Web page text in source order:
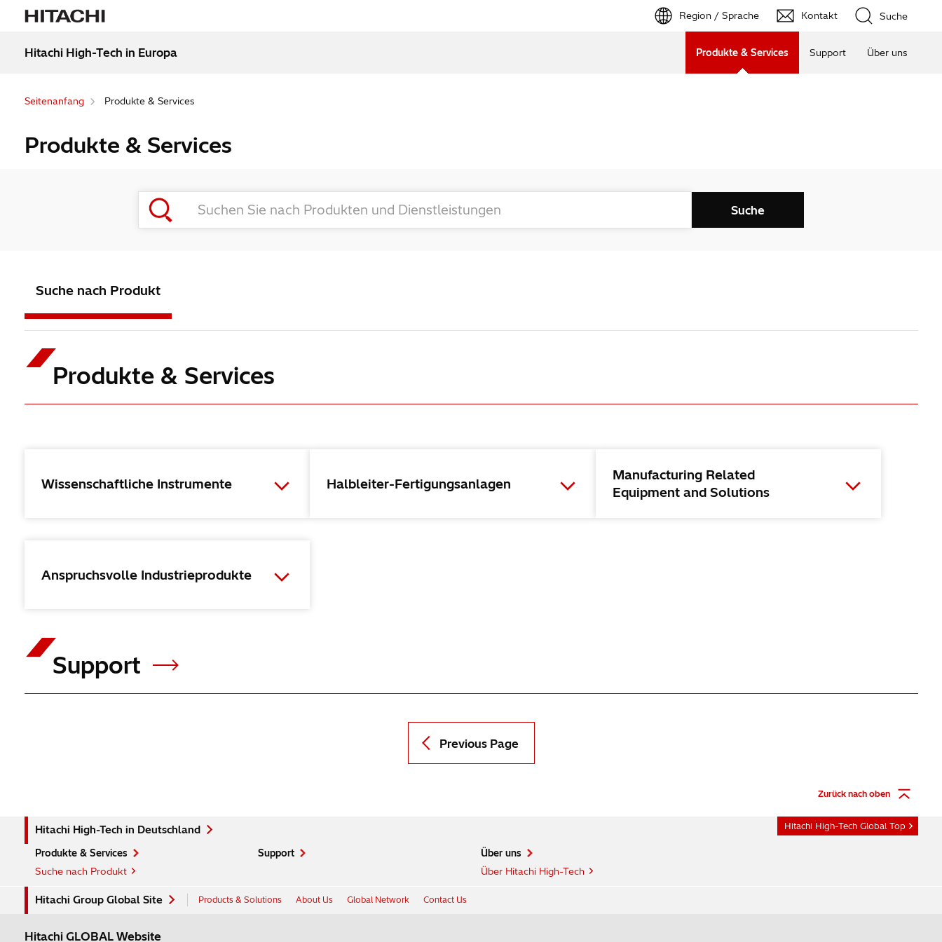
Region / Sprache Kontakt Suche
Hitachi High-Tech in Europa Produkte & Services Support Über uns
Seitenanfang Produkte & Services
Produkte & Services
Suche nach Produkt
Produkte & Services
Wissenschaftliche Instrumente Halbleiter-Fertigungsanlagen
Manufacturing Related
Equipment and Solutions
Anspruchsvolle Industrieprodukte
Support
Previous Page
Zurück nach oben
Hitachi High-Tech in Deutschland Hitachi High-Tech Global Top
Produkte & Services
Suche nach Produkt
Support
Über uns
Über Hitachi High-Tech
Hitachi Group Global Site Products & Solutions About Us Global Network Contact Us
Hitachi GLOBAL Website